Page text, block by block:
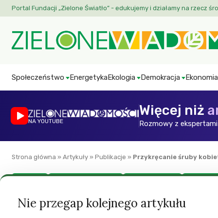
Portal Fundacji „Zielone Światło” - edukujemy i działamy na rzecz
Społeczeństwo EnergetykaEkologia Demokracja Ekonomia
NA YOUTUBE
Więcej niż
Rozmowy z
Strona główna » Artykuły » Publikacje » Przykręcanie śruby
Przykręcanie
Nie przegap kolejnego artykułu